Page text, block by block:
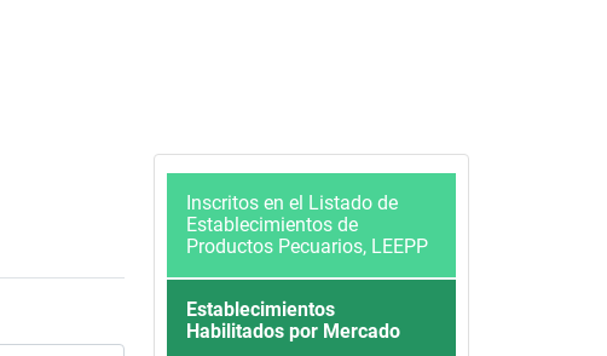
Inscritos en el Listado de
Establecimientos de
Productos Pecuarios, LEEPP
Establecimientos
Habilitados por Mercado